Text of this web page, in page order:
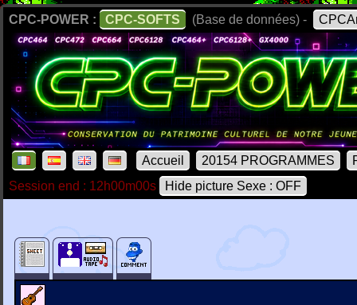
CPC-POWER : CPC-SOFTS (Base de données) -
Accueil 20154 PROGRAMMES
Session end : 12h00m00s
Hide picture Sexe : OFF